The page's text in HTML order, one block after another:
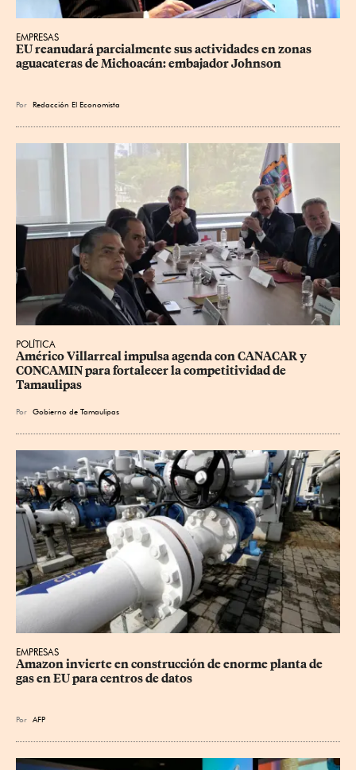
EMPRESAS
EU reanudará parcialmente sus actividades en zonas
aguacateras de Michoacán: embajador Johnson
Por Redacción El Economista
POLÍTICA
Américo Villarreal impulsa agenda con CANACAR y
CONCAMIN para fortalecer la competitividad de
Tamaulipas
Por Gobierno de Tamaulipas
EMPRESAS
Amazon invierte en construcción de enorme planta de
gas en EU para centros de datos
Por AFP